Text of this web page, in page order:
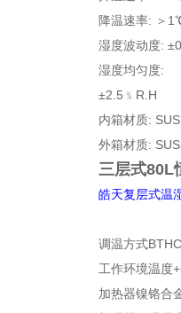
降温速率: ＞
湿度波动度:
湿度均匀度:
内箱材质:
外箱材质:
三层式80L
皓天复层式温
调温方式
工作环境温度
加热器镍铬合